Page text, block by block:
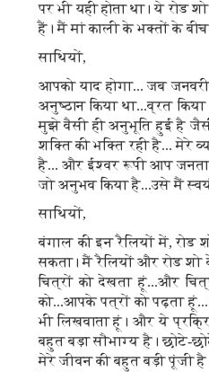
पर भी यही होता था। ये रोड
हैं। मैं मां काली के भक्तों के
साथियों,
आपको याद होगा... जब
अनुष्ठान किया था...व्रत
मुझे वैसी ही अनुभूति हुई है
शक्ति की भक्ति रही है... मेरे
है... और ईश्वर रूपी आप जनता
जो अनुभव किया है...उसे मैं
साथियों,
बंगाल की इन रैलियों में, रोड
सकता। मैं रैलियों और रोड शो
चित्रों को देखता हूं...और
को...आपके पत्रों को पढ़ता
भी लिखवाता हूं। और ये
बहुत बड़ा सौभाग्य है। छोटे-
मेरे जीवन की बहुत बड़ी पूंजी